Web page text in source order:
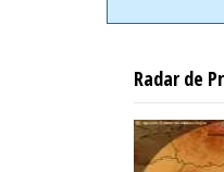
Radar de